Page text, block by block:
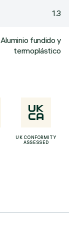
1.3
Aluminio fundido y
termoplástico
UK CONFORMITY
ASSESSED